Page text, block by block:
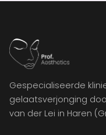
Gespecialiseerde
gelaatsverjonging
van der Lei in Haren